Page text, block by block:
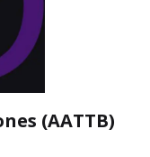
(AATTB)